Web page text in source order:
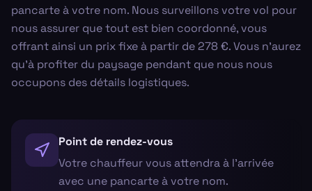
pancarte à votre nom. Nous surveillons votre vol pour
nous assurer que tout est bien coordonné, vous
offrant ainsi un prix fixe à partir de 278 €. Vous n'aurez
qu'à profiter du paysage pendant que nous nous
occupons des détails logistiques.
Point de rendez-vous
Votre chauffeur vous attendra à l'arrivée
avec une pancarte à votre nom.